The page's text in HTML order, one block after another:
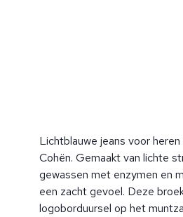
Lichtblauwe jeans voor
Cohën. Gemaakt van lichte
gewassen met enzymen en
een zacht gevoel. Deze
logoborduursel op het